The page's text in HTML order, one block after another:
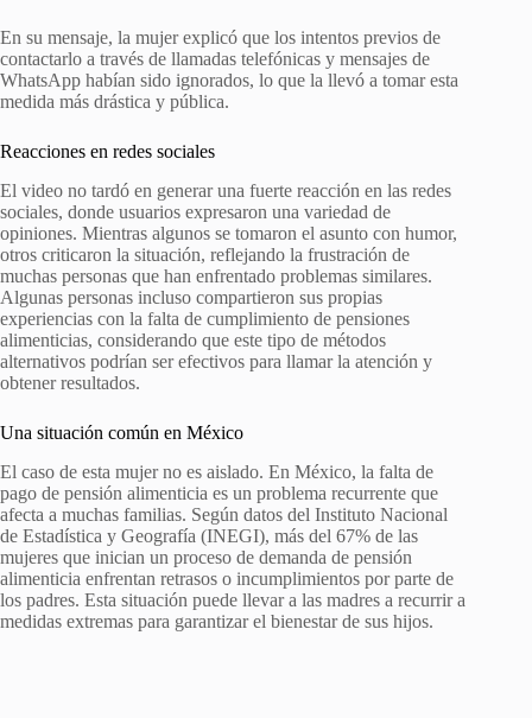
En su mensaje, la mujer explicó que los intentos previos de
contactarlo a través de llamadas telefónicas y mensajes de
WhatsApp habían sido ignorados, lo que la llevó a tomar esta
medida más drástica y pública.
Reacciones en redes sociales
El video no tardó en generar una fuerte reacción en las redes
sociales, donde usuarios expresaron una variedad de
opiniones. Mientras algunos se tomaron el asunto con humor,
otros criticaron la situación, reflejando la frustración de
muchas personas que han enfrentado problemas similares.
Algunas personas incluso compartieron sus propias
experiencias con la falta de cumplimiento de pensiones
alimenticias, considerando que este tipo de métodos
alternativos podrían ser efectivos para llamar la atención y
obtener resultados.
Una situación común en México
El caso de esta mujer no es aislado. En México, la falta de
pago de pensión alimenticia es un problema recurrente que
afecta a muchas familias. Según datos del Instituto Nacional
de Estadística y Geografía (INEGI), más del 67% de las
mujeres que inician un proceso de demanda de pensión
alimenticia enfrentan retrasos o incumplimientos por parte de
los padres. Esta situación puede llevar a las madres a recurrir a
medidas extremas para garantizar el bienestar de sus hijos.